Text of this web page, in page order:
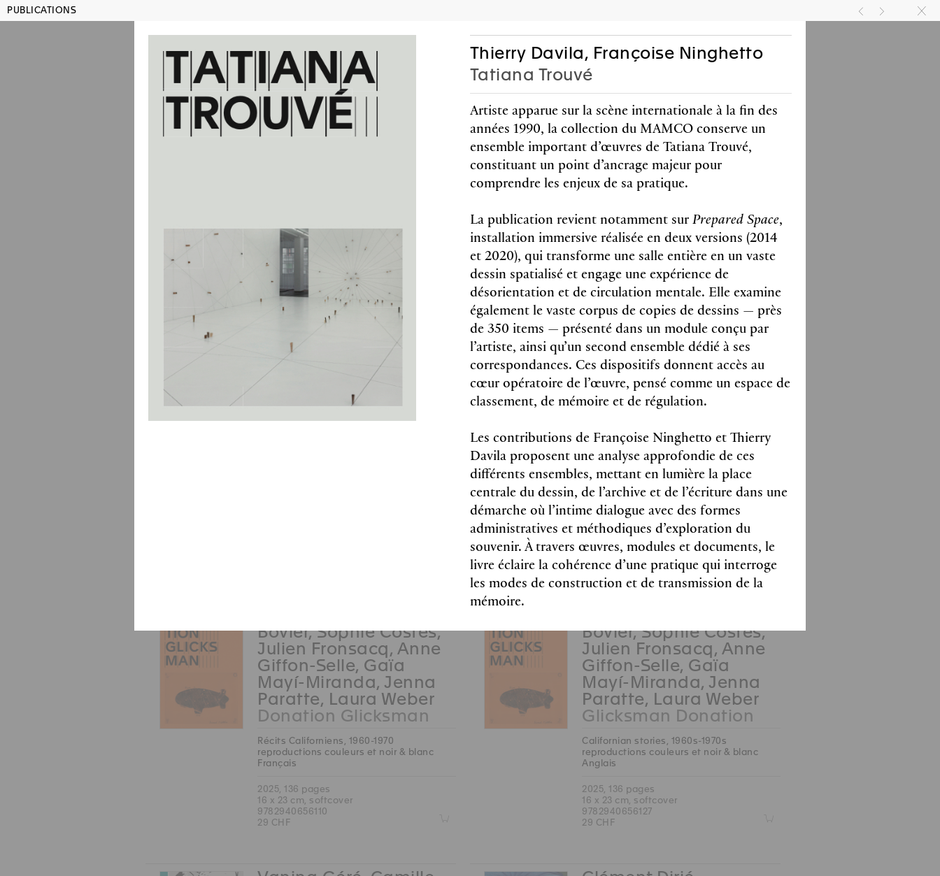
SHOP
Publications Editions Cadeaux
Laurence Schmidlin,
Rachel Stella
Rosemarie Castoro
co-édité avec jrp|editions
reproductions couleurs et noir & blanc
2025, 168 pages
17 x 24 cm, hardcover
Jobin, Pamela Lee
Tishan Hsu
co-édité avec Verlag der Buchhandlung
Walther und Franz König
reproductions couleurs et noir & blanc
Anglais
2025, 184 pages
22.5 x 30.5 cm, hardcover
9783753309422
49 CHF
Michel Collet, Sophie
Costes
Robert Filliou
reproductions couleurs et noir & blanc
2025, 104 pages
16 x 23 cm, softcover
9782940656141
29 CHF
Z
Bovier, Sophie Costes,
Julien Fronsacq, Anne
Giffon-Selle, Gaïa
Mayí-Miranda, Jenna
Paratte, Laura Weber
Donation Glicksman
Récits Californiens, 1960-1970
reproductions couleurs et noir & blanc
Français
2025, 136 pages
16 x 23 cm, softcover
9782940656110
29 CHF
Z
Bovier, Sophie Costes,
Julien Fronsacq, Anne
Giffon-Selle, Gaïa
Mayí-Miranda, Jenna
Paratte, Laura Weber
Glicksman Donation
Californian stories, 1960s-1970s
reproductions couleurs et noir & blanc
Anglais
2025, 136 pages
16 x 23 cm, softcover
9782940656127
29 CHF
Z
PUBLICATIONS
Thierry Davila, Françoise Ninghetto
Tatiana Trouvé
Artiste apparue sur la scène internationale à la fin des
années 1990, la collection du MAMCO conserve un
ensemble important d’œuvres de Tatiana Trouvé,
constituant un point d’ancrage majeur pour
comprendre les enjeux de sa pratique.
La publication revient notamment surPrepared Space,
installation immersive réalisée en deux versions (2014
et 2020), qui transforme une salle entière en un vaste
dessin spatialisé et engage une expérience de
désorientation et de circulation mentale. Elle examine
également le vaste corpus de copies de dessins — près
de 350 items — présenté dans un module conçu par
l’artiste, ainsi qu’un second ensemble dédié à ses
correspondances. Ces dispositifs donnent accès au
cœur opératoire de l’œuvre, pensé comme un espace de
classement, de mémoire et de régulation.
Les contributions de Françoise Ninghetto et Thierry
Davila proposent une analyse approfondie de ces
différents ensembles, mettant en lumière la place
centrale du dessin, de l’archive et de l’écriture dans une
démarche où l’intime dialogue avec des formes
administratives et méthodiques d’exploration du
souvenir. À travers œuvres, modules et documents, le
livre éclaire la cohérence d’une pratique qui interroge
les modes de construction et de transmission de la
mémoire.
g h k